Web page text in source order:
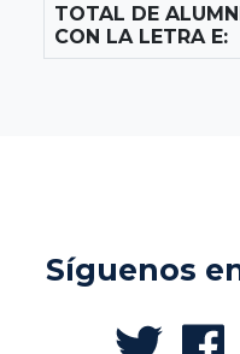
TOTAL DE
CON LA LETRA E:
Síguenos